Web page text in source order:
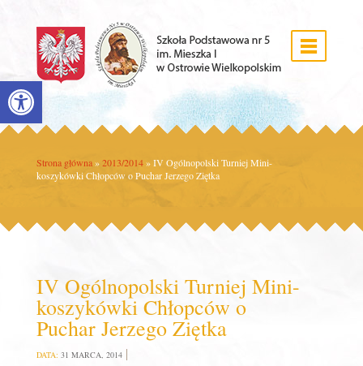
Open toolbar
Strona główna » 2013/2014 »IV Ogólnopolski Turniej Mini-
koszykówki Chłopców o Puchar Jerzego Ziętka
IV Ogólnopolski Turniej Mini-
koszykówki Chłopców o
Puchar Jerzego Ziętka
DATA: 31 MARCA, 2014